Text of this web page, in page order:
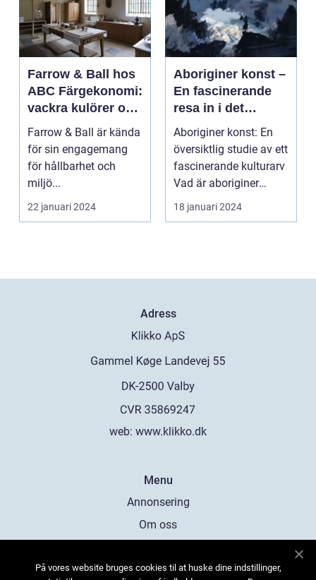
Farrow & Ball hos
ABC Färgekonomi:
vackra kulörer och
miljömedvetenhet
Farrow & Ball är kända
för sin engagemang
för hållbarhet och
miljö...
22 januari 2024
Aboriginer konst –
En fascinerande
resa in i det
australiska
aboriginska
kulturarvet
Aboriginer konst: En
översiktlig studie av ett
fascinerande kulturarv
Vad är aboriginer
konst och ...
18 januari 2024
Adress
web: www.klikko.dk
Menu
Annonsering
Om oss
Kontakta oss
På vores website bruges cookies til at huske dine indstillinger,